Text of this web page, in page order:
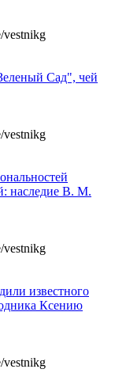
Сад", чей
наследие В. М.
известного
Ксению